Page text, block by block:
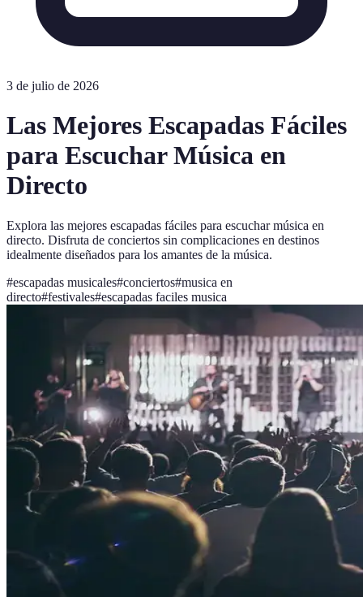
3 de julio de 2026
Las Mejores Escapadas Fáciles
para Escuchar Música en
Directo
Explora las mejores escapadas fáciles para escuchar música en
directo. Disfruta de conciertos sin complicaciones en destinos
idealmente diseñados para los amantes de la música.
#escapadas musicales#conciertos#musica en
directo#festivales#escapadas faciles musica